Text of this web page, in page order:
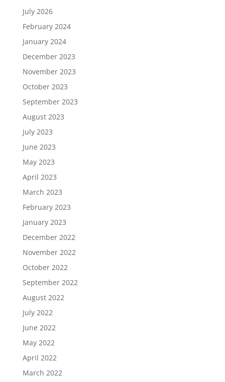
July 2026
February 2024
January 2024
December 2023
November 2023
October 2023
September 2023
August 2023
July 2023
June 2023
May 2023
April 2023
March 2023
February 2023
January 2023
December 2022
November 2022
October 2022
September 2022
August 2022
July 2022
June 2022
May 2022
April 2022
March 2022